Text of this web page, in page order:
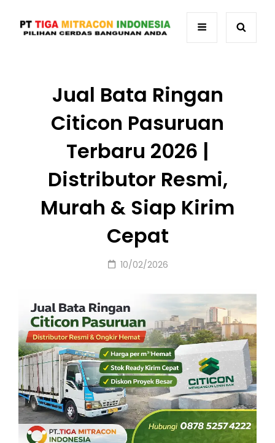
Jual Bata Ringan
Citicon Pasuruan
Terbaru 2026 |
Distributor Resmi,
Murah & Siap Kirim
Cepat
Posted
10/02/2026